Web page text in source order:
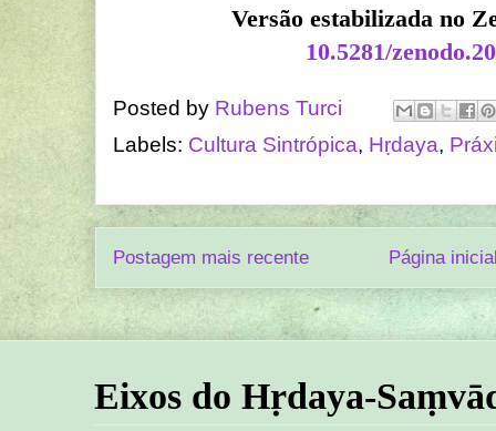
Versão estabilizada no
10.5281/
Posted by Rubens Turci
Labels: Cultura Sintrópica, Hṛdaya,
Postagem mais recente Página
Eixos do Hṛdaya-